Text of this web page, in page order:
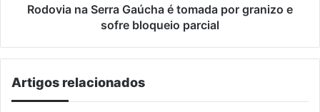
sofreRodovia na Serra Gaúcha é tomada por granizo e
sofre bloqueio parcial
Artigos relacionados